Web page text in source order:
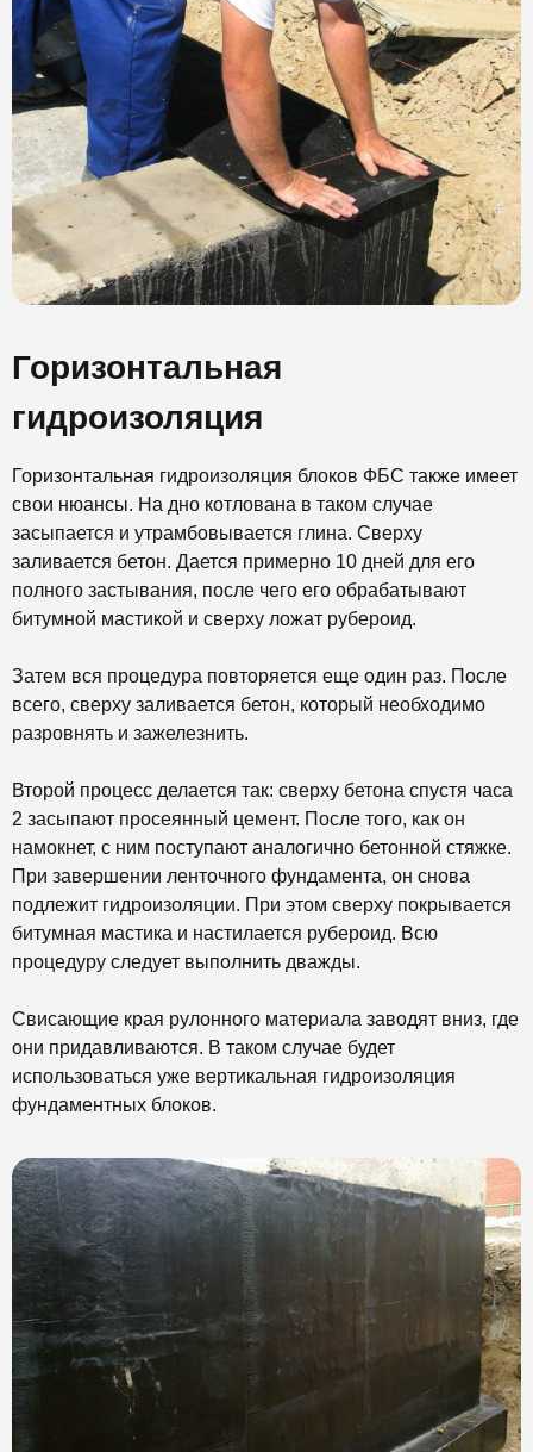
Горизонтальная
гидроизоляция
Горизонтальная гидроизоляция блоков ФБС также имеет
свои нюансы. На дно котлована в таком случае
засыпается и утрамбовывается глина. Сверху
заливается бетон. Дается примерно 10 дней для его
полного застывания, после чего его обрабатывают
битумной мастикой и сверху ложат рубероид.
Затем вся процедура повторяется еще один раз. После
всего, сверху заливается бетон, который необходимо
разровнять и зажелезнить.
Второй процесс делается так: сверху бетона спустя часа
2 засыпают просеянный цемент. После того, как он
намокнет, с ним поступают аналогично бетонной стяжке.
При завершении ленточного фундамента, он снова
подлежит гидроизоляции. При этом сверху покрывается
битумная мастика и настилается рубероид. Всю
процедуру следует выполнить дважды.
Свисающие края рулонного материала заводят вниз, где
они придавливаются. В таком случае будет
использоваться уже вертикальная гидроизоляция
фундаментных блоков.